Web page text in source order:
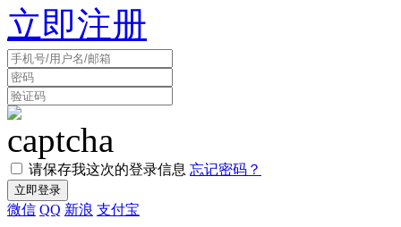
立即注册
请保存我这次的登录信息 忘记密码？
微信 QQ 新浪 支付宝